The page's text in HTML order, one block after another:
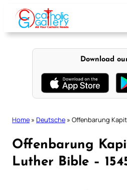
content
Download
Home » Deutsche » Offenbarung
Offenbarung
Luther Bible –